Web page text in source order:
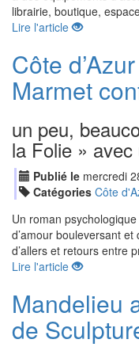
librairie, boutique,
Lire l'article
Côte
Marmet
un peu,
la Folie »
Publié le mercredi
Catégories Côte
Un roman
d’amour bouleversant
d’allers et retours entre
Lire l'article
Mandelieu
de